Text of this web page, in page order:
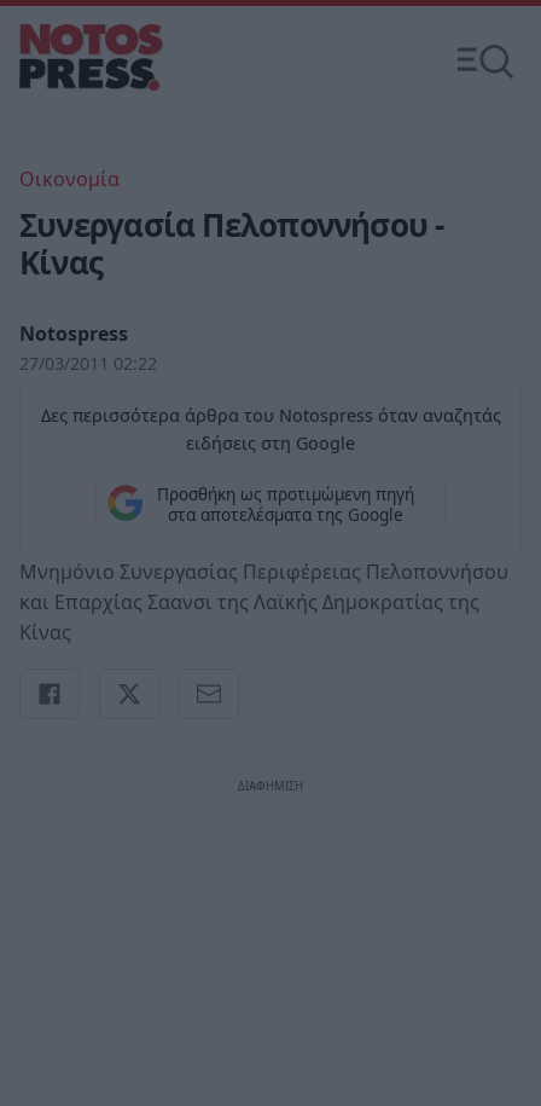
Οικονομία
Συνεργασία Πελοποννήσου -
Κίνας
Notospress
27/03/2011 02:22
Δες περισσότερα άρθρα του Notospress όταν αναζητάς
ειδήσεις στη Google
Προσθήκη ως προτιμώμενη πηγή
στα αποτελέσματα της Google
Μνημόνιο Συνεργασίας Περιφέρειας Πελοποννήσου
και Επαρχίας Σαανσι της Λαϊκής Δημοκρατίας της
Κίνας